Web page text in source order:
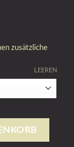
zusätzliche
LEEREN